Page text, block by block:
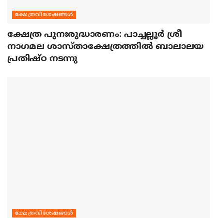
ക്ഷേത്രവിശേഷങ്ങള്‍
ക്ഷേത്ര പുനഃരുദ്ധാരണം: പാച്ചല്ലൂര്‍ ശ്രീ
നാഗമല ശാസ്താക്ഷേത്രത്തില്‍ ബാലാലയ
പ്രതിഷ്ഠ നടന്നു
ക്ഷേത്രവിശേഷങ്ങള്‍